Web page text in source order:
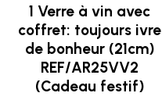
1 Verre à vin avec
coffret: toujours ivre
de bonheur (21cm)
REF/AR25VV2
(Cadeau festif)